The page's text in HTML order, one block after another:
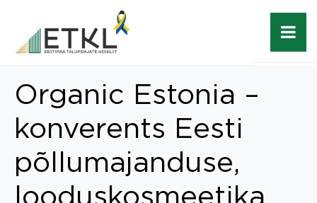
Organic Estonia –
konverents Eesti
põllumajanduse,
looduskosmeetika